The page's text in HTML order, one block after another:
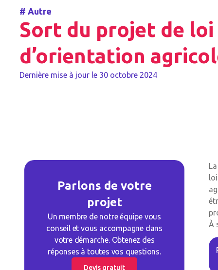
# Autre
Sort du projet de loi
d’orientation
Dernière mise à jour le 30 octobre 2024
Parlons de votre
projet
Un membre de notre équipe vous
conseil et vous accompagne dans
votre démarche. Obtenez des
réponses à toutes vos questions.
Devis gratuit
À